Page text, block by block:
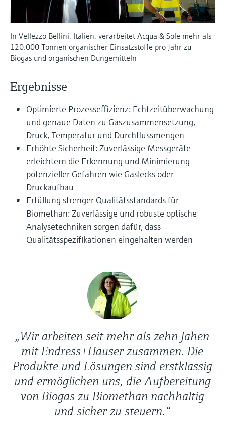
Device Viewer
Dokumente finden
Ersatzteilsuche
Bestellcode oder Seriennummer finden
Füllstandsmessung
Füllstandsmessung Druck
Alle ansehen
Analysatoren für Härte, Eisen,
Aluminium & Chromat
Prozessphotometer
Alle ansehen
In Vellezzo Bellini, Italien, verarbeitet Acqua & Sole mehr als
120.000 Tonnen organischer Einsatzstoffe pro Jahr zu
Biogas und organischen Düngemitteln
Ergebnisse
Optimierte Prozesseffizienz: Echtzeitüberwachung
und genaue Daten zu Gaszusammensetzung,
Druck, Temperatur und Durchflussmengen
Erhöhte Sicherheit: Zuverlässige Messgeräte
erleichtern die Erkennung und Minimierung
potenzieller Gefahren wie Gaslecks oder
Druckaufbau
Erfüllung strenger Qualitätsstandards für
Biomethan: Zuverlässige und robuste optische
Analysetechniken sorgen dafür, dass
Qualitätsspezifikationen eingehalten werden
„Wir arbeiten seit mehr als zehn Jahen
mit Endress+Hauser zusammen. Die
Produkte und Lösungen sind erstklassig
und ermöglichen uns, die Aufbereitung
von Biogas zu Biomethan nachhaltig
und sicher zu steuern.“